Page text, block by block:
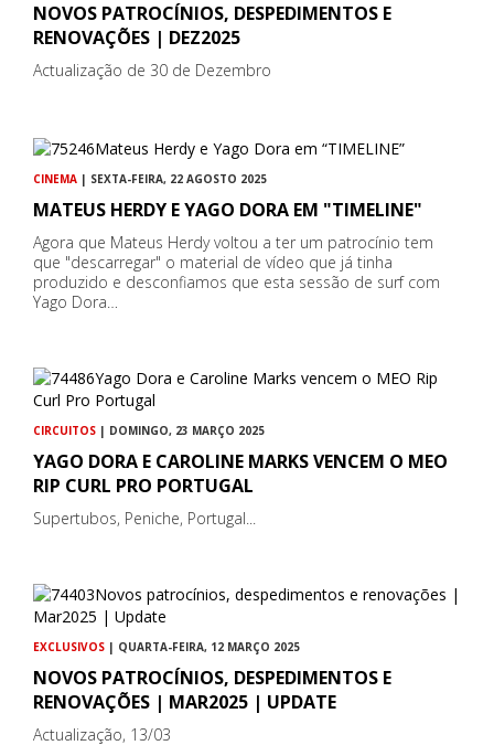
NOVOS PATROCÍNIOS, DESPEDIMENTOS E
RENOVAÇÕES | DEZ2025
Actualização de 30 de Dezembro
CINEMA | SEXTA-FEIRA, 22 AGOSTO 2025
MATEUS HERDY E YAGO DORA EM "TIMELINE"
Agora que Mateus Herdy voltou a ter um patrocínio tem
que "descarregar" o material de vídeo que já tinha
produzido e desconfiamos que esta sessão de surf com
Yago Dora…
CIRCUITOS | DOMINGO, 23 MARÇO 2025
YAGO DORA E CAROLINE MARKS VENCEM O MEO
RIP CURL PRO PORTUGAL
Supertubos, Peniche, Portugal...
EXCLUSIVOS | QUARTA-FEIRA, 12 MARÇO 2025
NOVOS PATROCÍNIOS, DESPEDIMENTOS E
RENOVAÇÕES | MAR2025 | UPDATE
Actualização, 13/03